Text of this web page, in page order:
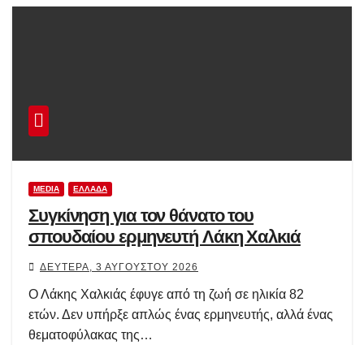
MEDIA ΕΛΛΆΔΑ
Συγκίνηση για τον θάνατο του
σπουδαίου ερμηνευτή Λάκη Χαλκιά
ΔΕΥΤΈΡΑ, 3 ΑΥΓΟΎΣΤΟΥ 2026
Ο Λάκης Χαλκιάς έφυγε από τη ζωή σε ηλικία 82
ετών. Δεν υπήρξε απλώς ένας ερμηνευτής, αλλά ένας
θεματοφύλακας της…